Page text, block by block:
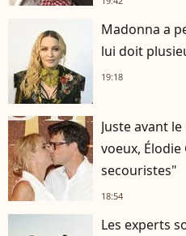
Madonna a
lui doit
19:18
Juste avant
voeux,
secouristes"
18:54
Les experts